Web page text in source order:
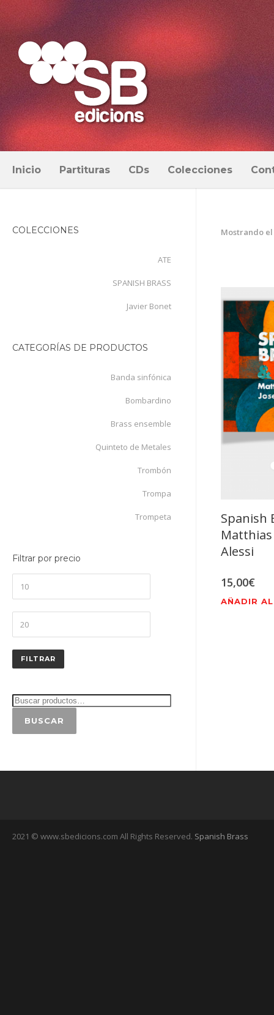
Inicio Partituras CDs Colecciones
Mostrando
Spanish
Alessi
15,00€
AÑADIR
COLECCIONES
ATE
SPANISH BRASS
Javier Bonet
CATEGORÍAS DE PRODUCTOS
Banda sinfónica
Bombardino
Brass ensemble
Quinteto de Metales
Trombón
Trompa
Trompeta
Filtrar por precio
FILTRAR
BUSCAR
2021 © www.sbedicions.com All Rights Reserved. Spanish Brass